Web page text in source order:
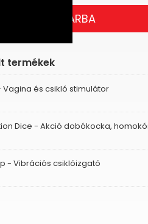
KOSÁRBA
termékek
és csikló stimulátor
Dice - Akció dobókocka,
- Vibrációs csiklóizgató